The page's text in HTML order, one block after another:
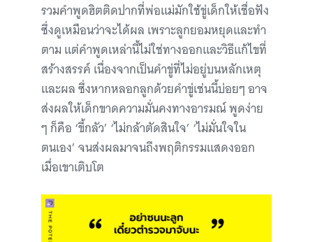
รวมคำพูดฮิตติดปากที่พ่อแม่มักใช้ขู่เด็กให้เชื่อฟัง
ซึ่งดูเหมือนว่าจะได้ผล เพราะลูกยอมหยุดและทำ
ตาม แต่คำพูดเหล่านี้ไม่ใช่ทางออกและวิธีแก้ไขที่
สร้างสรรค์ เนื่องจากเป็นคำขู่ที่ไม่อยู่บนหลักเหตุ
และผล ซึ่งหากหลอกลูกด้วยคำขู่เช่นนี้บ่อยๆ อาจ
ส่งผลให้เด็กขาดความมั่นคงทางอารมณ์ พูดง่าย
ๆ ก็คือ ‘ขี้กลัว’ ‘ไม่กล้าตัดสินใจ’ ‘ไม่มั่นใจใน
ตนเอง’ จนส่งผลมาจนถึงพฤติกรรมแสดงออก
เมื่อเขาเติบโต